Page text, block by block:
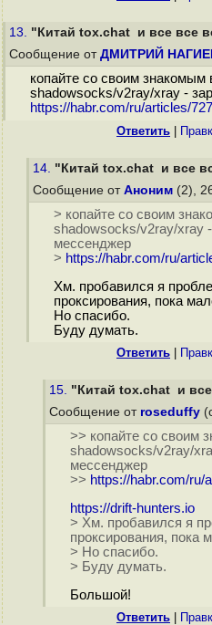
13. "Китай tox.chat и все все
Сообщение от ДМИТРИЙ
копайте со своим знакомым
shadowsocks/v2ray/xray -
https://habr.com/ru/articles/
Ответить
14. "Китай tox.chat и все
Сообщение от Аноним (2),
> копайте со своим
shadowsocks/v2ray/xray
мессенджер
> https://habr.com/ru/
Хм. пробавился я
проксирования, пока
Но спасибо.
Буду думать.
Ответить
15. "Китай tox.chat и
Сообщение от roseduffy
>> копайте со своим
shadowsocks/v2ray/
мессенджер
>> https://habr.com/ru/
https://drift-hunters.io
> Хм. пробавился я
проксирования, пока
> Но спасибо.
> Буду думать.
Большой!
Ответить